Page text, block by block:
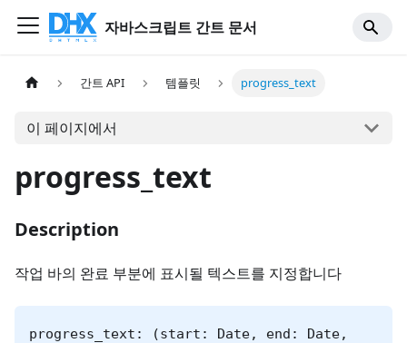
자바스크립트 간트 문서
간트 API 템플릿 progress_text
이 페이지에서
progress_text
Description
작업 바의 완료 부분에 표시될 텍스트를 지정합니다
progress_text: (start: Date, end: Date,